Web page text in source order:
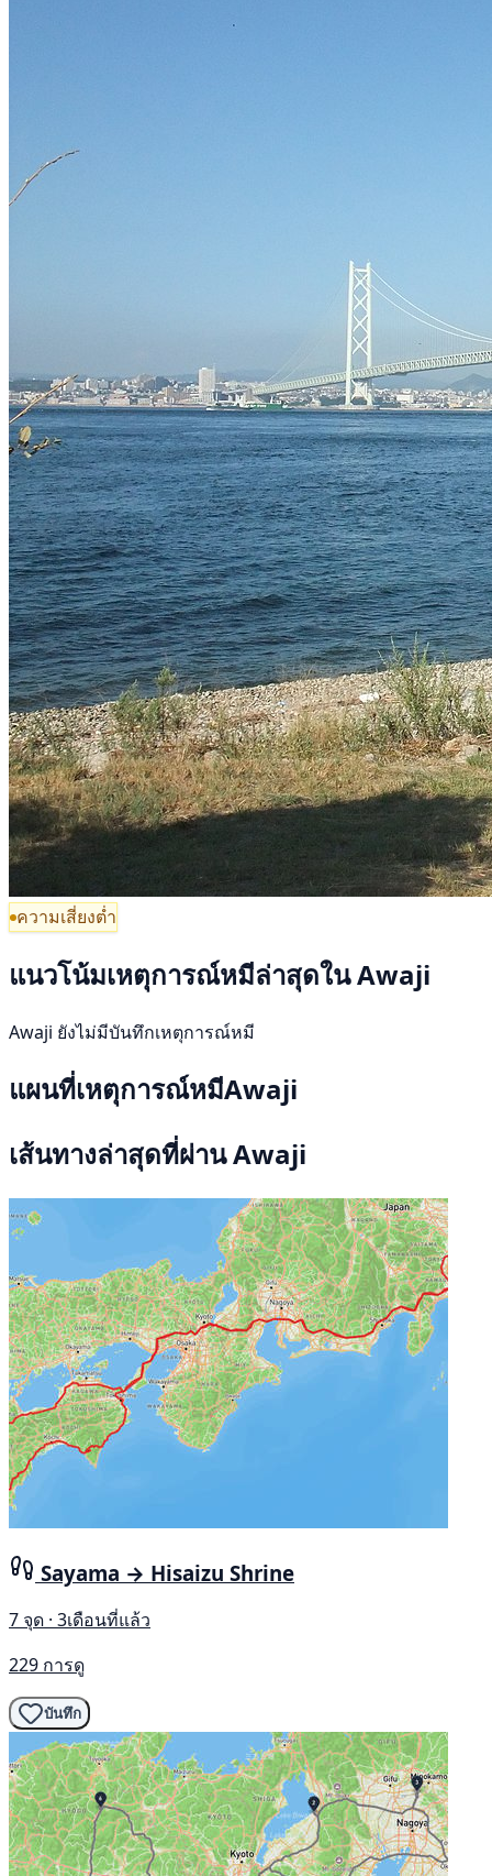
ความเสี่ยงต่ำ
แนวโน้มเหตุการณ์หมีล่าสุดใน Awaji
Awaji ยังไม่มีบันทึกเหตุการณ์หมี
แผนที่เหตุการณ์หมีAwaji
เส้นทางล่าสุดที่ผ่าน Awaji
Sayama → Hisaizu Shrine
7 จุด · 3เดือนที่แล้ว
229 การดู
บันทึก